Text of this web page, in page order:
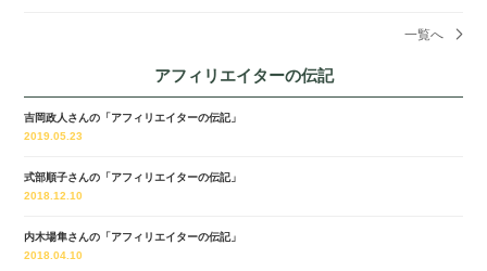
一覧へ
アフィリエイターの伝記
吉岡政人さんの「アフィリエイターの伝記」
2019.05.23
式部順子さんの「アフィリエイターの伝記」
2018.12.10
内木場隼さんの「アフィリエイターの伝記」
2018.04.10